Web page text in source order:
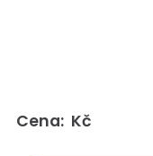
Cena: Kč